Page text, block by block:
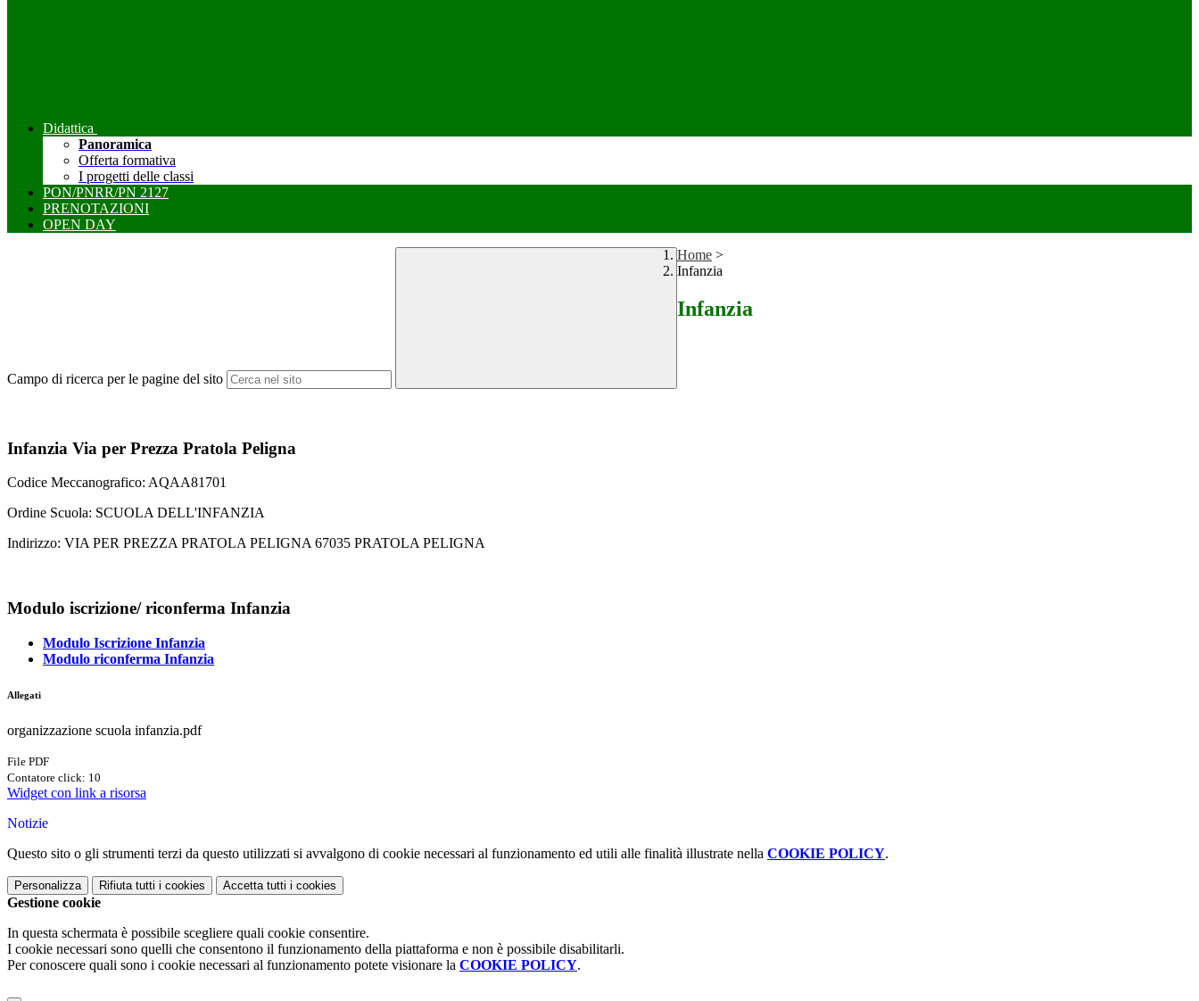
Didattica
Panoramica
Offerta formativa
I progetti delle classi
PON/PNRR/PN 2127
PRENOTAZIONI
OPEN DAY
Campo di ricerca per le pagine del sito
Home >
Infanzia
Infanzia
Infanzia Via per Prezza Pratola Peligna
Codice Meccanografico: AQAA81701
Ordine Scuola: SCUOLA DELL'INFANZIA
Indirizzo: VIA PER PREZZA PRATOLA PELIGNA 67035 PRATOLA PELIGNA
Modulo iscrizione/ riconferma Infanzia
Modulo Iscrizione Infanzia
Modulo riconferma Infanzia
Allegati
organizzazione scuola infanzia.pdf
File PDF
Contatore click: 10
Widget con link a risorsa
Notizie
Questo sito o gli strumenti terzi da questo utilizzati si avvalgono di cookie necessari al funzionamento ed utili alle finalità illustrate nella COOKIE POLICY.
Personalizza Rifiuta tutti i cookies Accetta tutti i cookies
Gestione cookie
In questa schermata è possibile scegliere quali cookie consentire.
I cookie necessari sono quelli che consentono il funzionamento della piattaforma e non è possibile disabilitarli.
Per conoscere quali sono i cookie necessari al funzionamento potete visionare la COOKIE POLICY.